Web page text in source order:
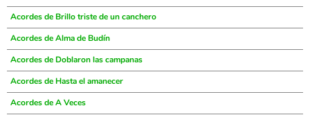
Acordes de Brillo triste de un canchero
Acordes de Alma de Budín
Acordes de Doblaron las campanas
Acordes de Hasta el amanecer
Acordes de A Veces